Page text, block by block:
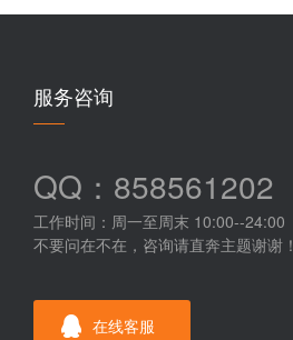
服务咨询
QQ：858561202
工作时间：周一至周末 10:00--24:00
不要问在不在，咨询请直奔主题谢谢！
在线客服